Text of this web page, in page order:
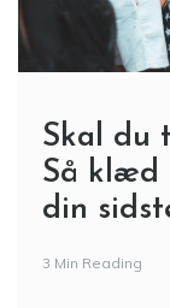
Skal du
Så klæd
din
3 Min Reading